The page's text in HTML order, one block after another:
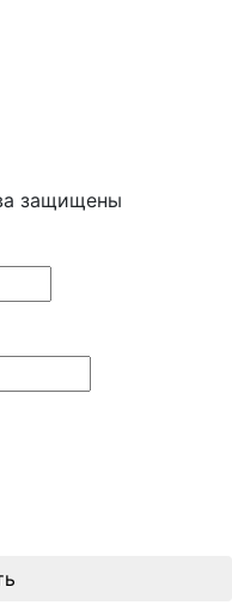
защищены